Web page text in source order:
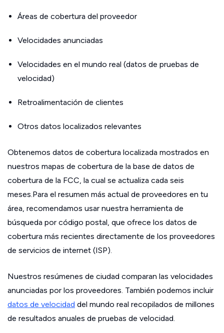
Áreas de cobertura del proveedor
Velocidades anunciadas
Velocidades en el mundo real (datos de pruebas de
velocidad)
Retroalimentación de clientes
Otros datos localizados relevantes
Obtenemos datos de cobertura localizada mostrados en
nuestros mapas de cobertura de la base de datos de
cobertura de la FCC, la cual se actualiza cada seis
meses.Para el resumen más actual de proveedores en tu
área, recomendamos usar nuestra herramienta de
búsqueda por código postal, que ofrece los datos de
cobertura más recientes directamente de los proveedores
de servicios de internet (ISP).
Nuestros resúmenes de ciudad comparan las velocidades
anunciadas por los proveedores. También podemos incluir
datos de velocidad del mundo real recopilados de millones
de resultados anuales de pruebas de velocidad.